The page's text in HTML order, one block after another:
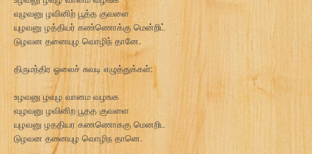
வுழவனு ழவினிற் பூத்த குவளை
யுழவனு ழத்தியர் கண்ணொக்கு மென்றிட்
டுழவன தனையுழ வொழிந் தானே.
திருமந்திர ஓலைச் சுவடி எழுத்துக்கள்:
உழவனு ழவுழ வானம வழஙக
வுழவனு ழவினிற பூதத குவளை
யுழவனு ழததியர கணணொககு மெனறிட
டுழவன தனையுழ வொழிந தானெ.